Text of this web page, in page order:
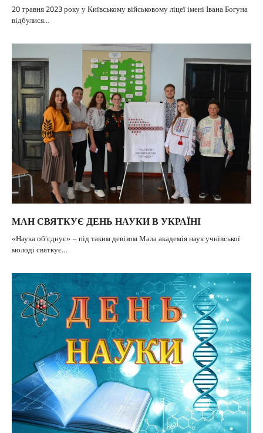
20 травня 2023 року у Київському військовому ліцеї імені Івана Богуна
відбулися…
МАН СВЯТКУЄ ДЕНЬ НАУКИ В УКРАЇНІ
«Наука об’єднує» – під таким девізом Мала академія наук учнівської
молоді святкує…